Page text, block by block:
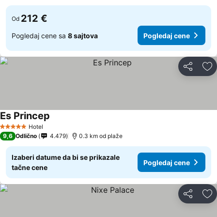
Od 212 €
Pogledaj cene sa 8 sajtova Pogledaj cene
Deli
5 ZvezdiceHotel
Es Princep
9,6 Odlično 4.479 0.3 km od plaže
Izaberi datume da bi se prikazale
tačne cene
Pogledaj cene
Deli